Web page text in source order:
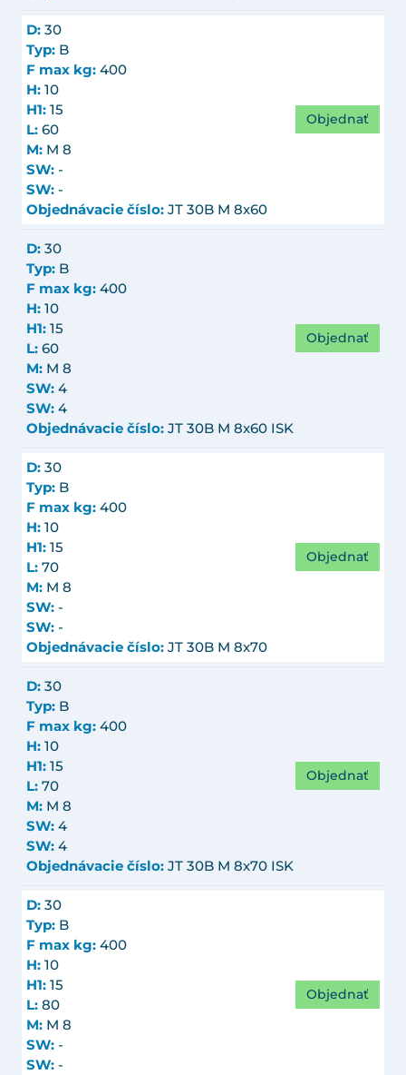
D: 30
Typ: B
F max kg: 400
H: 10
H1: 15
L: 60
M: M 8
SW: -
SW: -
Objednávacie číslo: JT 30B M 8x60
Objednať
D: 30
Typ: B
F max kg: 400
H: 10
H1: 15
L: 60
M: M 8
SW: 4
SW: 4
Objednávacie číslo: JT 30B M 8x60 ISK
Objednať
D: 30
Typ: B
F max kg: 400
H: 10
H1: 15
L: 70
M: M 8
SW: -
SW: -
Objednávacie číslo: JT 30B M 8x70
Objednať
D: 30
Typ: B
F max kg: 400
H: 10
H1: 15
L: 70
M: M 8
SW: 4
SW: 4
Objednávacie číslo: JT 30B M 8x70 ISK
Objednať
D: 30
Typ: B
F max kg: 400
H: 10
H1: 15
L: 80
M: M 8
SW: -
SW: -
Objednať